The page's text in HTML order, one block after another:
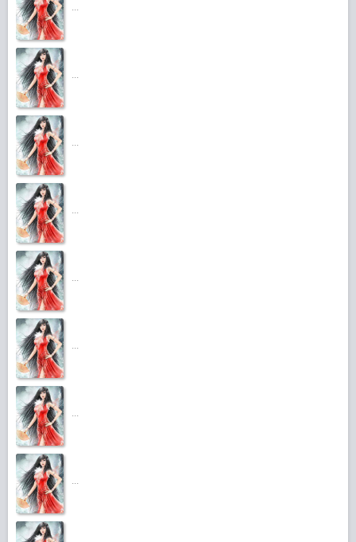
...
...
...
...
...
...
...
...